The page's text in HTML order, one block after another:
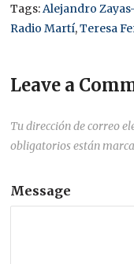
Tags: Alejandro
Radio Martí,Teresa
Leave a
Tu dirección de correo
obligatorios están
Message